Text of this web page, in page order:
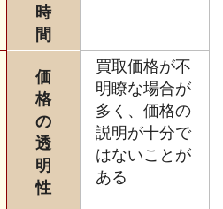
時
間
価
格
の
透
明
性
買取価格が不
明瞭な場合が
多く、価格の
説明が十分で
はないことが
ある